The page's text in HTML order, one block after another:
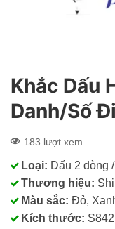
Khắc Dấu
Danh/Số
183 lượt xem
Loại: Dấu 2 dòng
Thương hiệu:
Màu sắc: Đỏ,
Kích thước: